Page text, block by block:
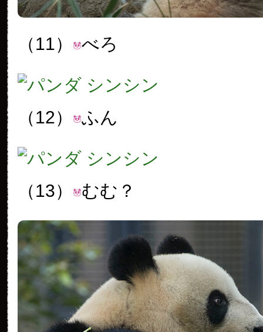
（11） べろ
（12） ふん
（13） むむ？